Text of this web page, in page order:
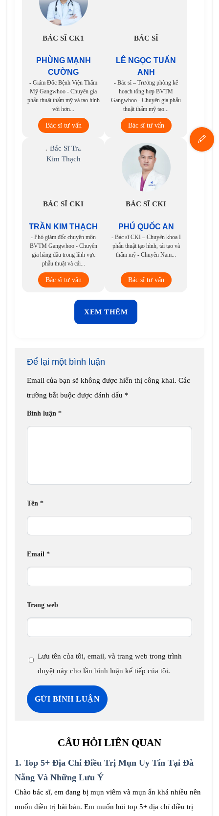
BÁC SĨ CK1
PHÙNG MẠNH
CƯỜNG
- Giám Đốc Bệnh Viện Thẩm
Mỹ Gangwhoo - Chuyên gia
phẫu thuật thẩm mỹ và tạo hình
với hơn...
Bác sĩ tư vấn
BÁC SĨ
LÊ NGỌC TUẤN
ANH
- Bác sĩ – Trưởng phòng kế
hoạch tổng hợp BVTM
Gangwhoo - Chuyên gia phẫu
thuật thẩm mỹ tạo...
Bác sĩ tư vấn
BÁC SĨ CKI
TRẦN KIM THẠCH
- Phó giám đốc chuyên môn
BVTM Gangwhoo - Chuyên
gia hàng đầu trong lĩnh vực
phẫu thuật và cải...
Bác sĩ tư vấn
BÁC SĨ CKI
PHÚ QUỐC AN
- Bác sĩ CKI – Chuyên khoa I
phẫu thuật tạo hình, tái tạo và
thẩm mỹ - Chuyên Nam...
Bác sĩ tư vấn
XEM THÊM
Để lại một bình luận
Email của bạn sẽ không được hiển thị công khai. Các
trường bắt buộc được đánh dấu *
Bình luận *
Tên *
Email *
Trang web
Lưu tên của tôi, email, và trang web trong trình
duyệt này cho lần bình luận kế tiếp của tôi.
CÂU HỎI LIÊN QUAN
1. Top 5+ Địa Chỉ Điều Trị Mụn Uy Tín Tại Đà
Nẵng Và Những Lưu Ý
Chào bác sĩ, em đang bị mụn viêm và mụn ẩn khá nhiều nên
muốn điều trị bài bản. Em muốn hỏi top 5+ địa chỉ điều trị